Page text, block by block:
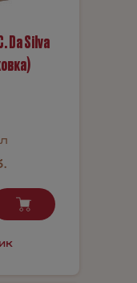
Da Silva